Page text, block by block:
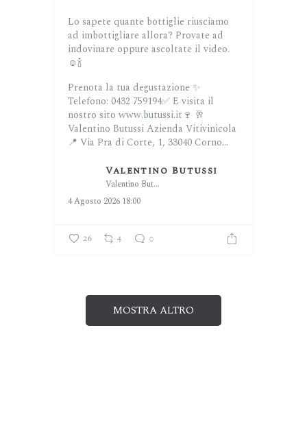
Lo sapete quante bottiglie riusciamo
ad imbottigliare allora? Provate ad
indovinare oppure ascoltate il video.
☺️🍾
Prenota la tua degustazione ✨
Telefono: 0432 759194✅ E visita il
nostro sito www.butussi.it🍷 🥂
Valentino Butussi Azienda Vitivinicola
📍 Via Pra di Corte, 1, 33040 Corno...
Valentino Butussi
Valentino Butussi
4 Agosto 2026 18:00
26 4 0
MOSTRA ALTRO